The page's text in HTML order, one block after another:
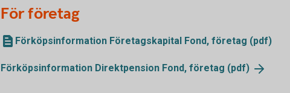
För företag
Förköpsinformation Företagskapital Fond, företag (pdf)
Förköpsinformation Direktpension Fond, företag (pdf)